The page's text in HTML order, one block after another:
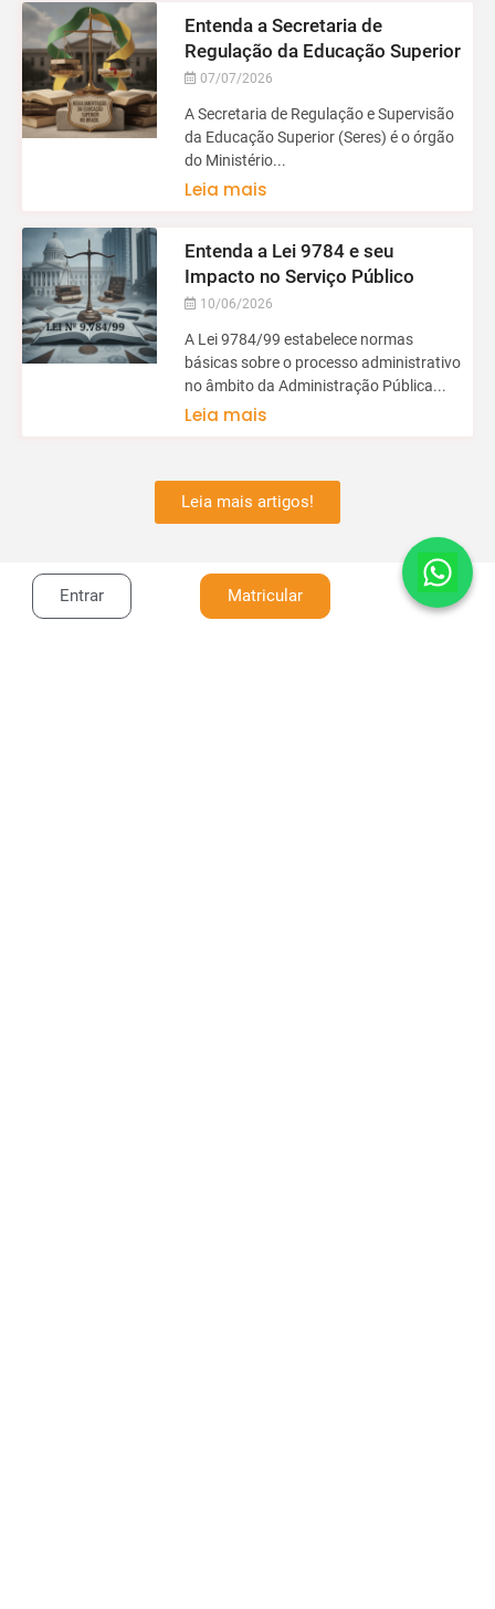
Entenda a Secretaria de
Regulação da Educação Superior
07/07/2026
A Secretaria de Regulação e Supervisão
da Educação Superior (Seres) é o órgão
do Ministério...
Leia mais
Entenda a Lei 9784 e seu
Impacto no Serviço Público
10/06/2026
A Lei 9784/99 estabelece normas
básicas sobre o processo administrativo
no âmbito da Administração Pública...
Leia mais
Leia mais artigos!
Entrar Matricular